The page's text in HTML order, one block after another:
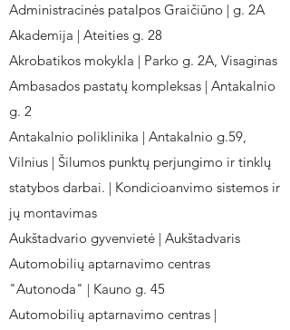
Administracinės patalpos Graičiūno | g. 2A
Akademija | Ateities g. 28
Akrobatikos mokykla | Parko g. 2A, Visaginas
Ambasados pastatų kompleksas | Antakalnio
g. 2
Antakalnio poliklinika | Antakalnio g.59,
Vilnius | Šilumos punktų perjungimo ir tinklų
statybos darbai. | Kondicioanvimo sistemos ir
jų montavimas
Aukštadvario gyvenvietė | Aukštadvaris
Automobilių aptarnavimo centras
"Autonoda" | Kauno g. 45
Automobilių aptarnavimo centras |